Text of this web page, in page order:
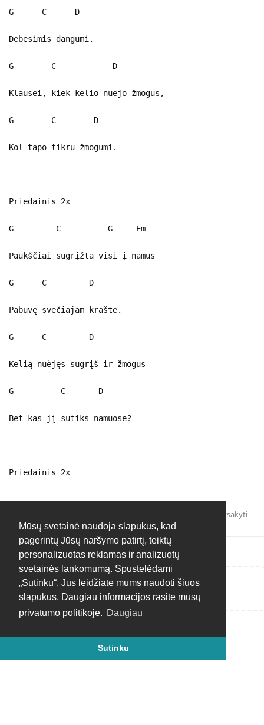
Mūsų svetainė naudoja slapukus, kad
pagerintų Jūsų naršymo patirtį, teiktų
personalizuotas reklamas ir analizuotų
svetainės lankomumą. Spustelėdami
„Sutinku“, Jūs leidžiate mums naudoti šiuos
slapukus. Daugiau informacijos rasite mūsų
privatumo politikoje. Daugiau
Sutinku
G C D
Debesimis dangumi.
G C D
Klausei, kiek kelio nuėjo žmogus,
G C D
Kol tapo tikru žmogumi.
Priedainis 2x
G C G Em
Paukščiai sugrįžta visi į namus
G C D
Pabuvę svečiajam krašte.
G C D
Kelią nuėjęs sugrįš ir žmogus
G C D
Bet kas jį sutiks namuose?
Priedainis 2x
Atsakyti
Rašyti atsakymą...